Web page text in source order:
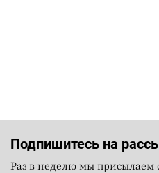
Подпишитесь на
Раз в неделю мы присылаем